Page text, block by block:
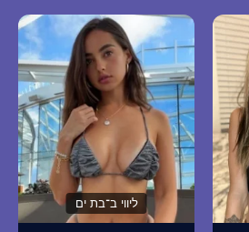
ליווי ב־בת ים